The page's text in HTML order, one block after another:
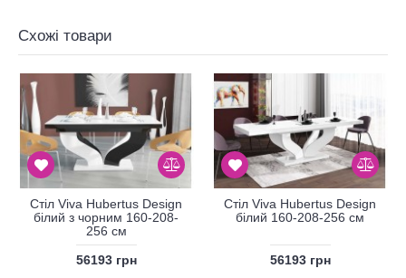
Схожі товари
Стіл Viva Hubertus Design
білий з чорним 160-208-
256 см
56193 грн
Стіл Viva Hubertus Design
білий 160-208-256 см
56193 грн